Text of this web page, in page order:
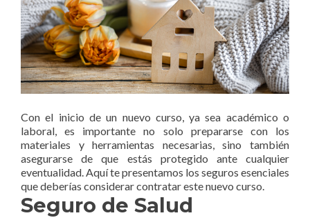
Con el inicio de un nuevo curso, ya sea académico o
laboral, es importante no solo prepararse con los
materiales y herramientas necesarias, sino también
asegurarse de que estás protegido ante cualquier
eventualidad. Aquí te presentamos los seguros esenciales
que deberías considerar contratar este nuevo curso.
Seguro de Salud